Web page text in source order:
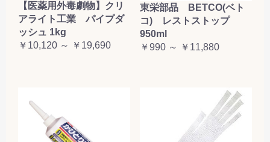
【医薬用外毒劇物】クリ
アライト工業 パイプダ
ッシュ 1kg
￥10,120 ～ ￥19,690
東栄部品 BETCO(ベト
コ) レストストップ
950ml
￥990 ～ ￥11,880